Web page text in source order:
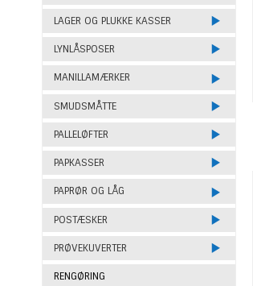
LAGER OG PLUKKE KASSER
LYNLÅSPOSER
MANILLAMÆRKER
SMUDSMÅTTE
PALLELØFTER
PAPKASSER
PAPRØR OG LÅG
POSTÆSKER
PRØVEKUVERTER
RENGØRING